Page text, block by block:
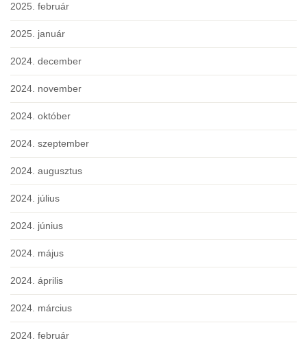
2025. február
2025. január
2024. december
2024. november
2024. október
2024. szeptember
2024. augusztus
2024. július
2024. június
2024. május
2024. április
2024. március
2024. február